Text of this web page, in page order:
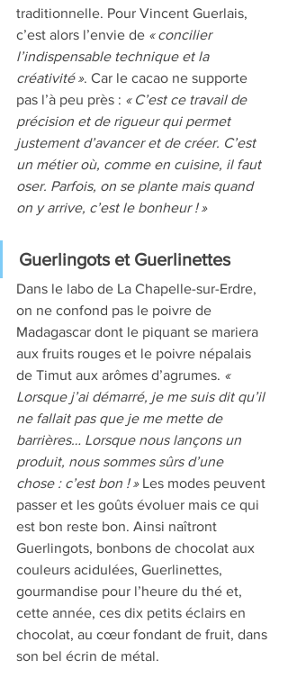
traditionnelle. Pour Vincent Guerlais,
c’est alors l’envie de « concilier
l’indispensable technique et la
créativité ». Car le cacao ne supporte
pas l’à peu près : « C’est ce travail de
précision et de rigueur qui permet
justement d’avancer et de créer. C’est
un métier où, comme en cuisine, il faut
oser. Parfois, on se plante mais quand
on y arrive, c’est le bonheur ! »
Guerlingots et Guerlinettes
Dans le labo de La Chapelle-sur-Erdre,
on ne confond pas le poivre de
Madagascar dont le piquant se mariera
aux fruits rouges et le poivre népalais
de Timut aux arômes d’agrumes. «
Lorsque j’ai démarré, je me suis dit qu’il
ne fallait pas que je me mette de
barrières… Lorsque nous lançons un
produit, nous sommes sûrs d’une
chose : c’est bon ! » Les modes peuvent
passer et les goûts évoluer mais ce qui
est bon reste bon. Ainsi naîtront
Guerlingots, bonbons de chocolat aux
couleurs acidulées, Guerlinettes,
gourmandise pour l’heure du thé et,
cette année, ces dix petits éclairs en
chocolat, au cœur fondant de fruit, dans
son bel écrin de métal.